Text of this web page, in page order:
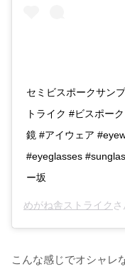
セミビスポークサン
トライク #ビスポー
鏡 #アイウェア
#eyeglasses
ー坂
めがね舎ストライク さ
こんな感じでオシャレ